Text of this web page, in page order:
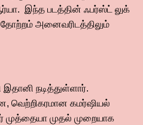
இந்த படத்தின் ஃபர்ஸ்ட் லுக்
அனைவரிடத்திலும்
இதானி நடித்துள்ளார்.
வெற்றிகரமான கமர்ஷியல்
முதல் முறையாக